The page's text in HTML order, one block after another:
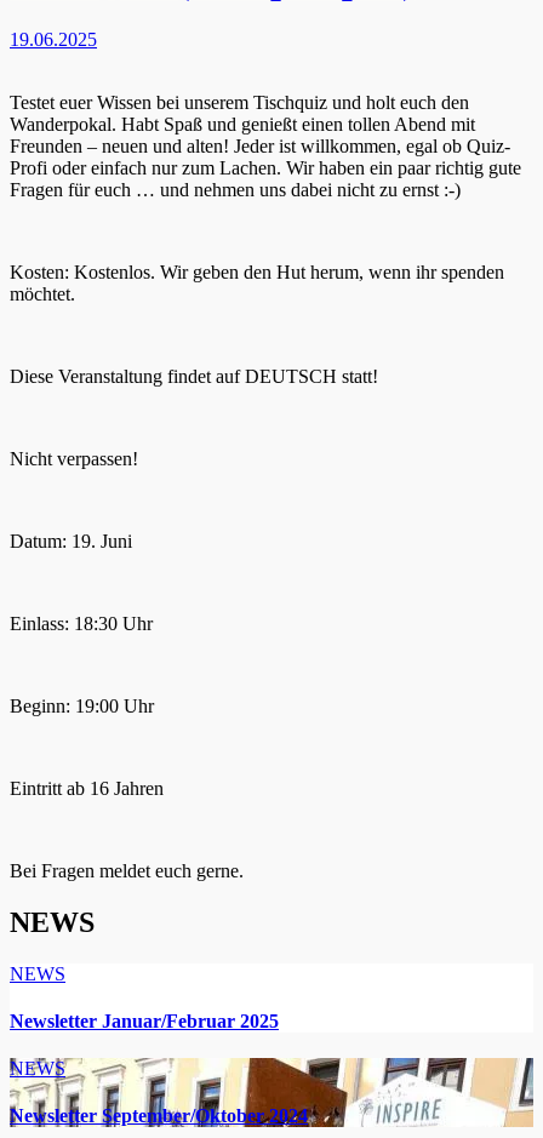
19.06.2025
Testet euer Wissen bei unserem Tischquiz und holt euch den
Wanderpokal. Habt Spaß und genießt einen tollen Abend mit
Freunden – neuen und alten! Jeder ist willkommen, egal ob Quiz-
Profi oder einfach nur zum Lachen. Wir haben ein paar richtig gute
Fragen für euch … und nehmen uns dabei nicht zu ernst :-)
Kosten: Kostenlos. Wir geben den Hut herum, wenn ihr spenden
möchtet.
Diese Veranstaltung findet auf DEUTSCH statt!
Nicht verpassen!
Datum: 19. Juni
Einlass: 18:30 Uhr
Beginn: 19:00 Uhr
Eintritt ab 16 Jahren
Bei Fragen meldet euch gerne.
NEWS
NEWS
Newsletter Januar/Februar 2025
NEWS
Newsletter September/Oktober 2024